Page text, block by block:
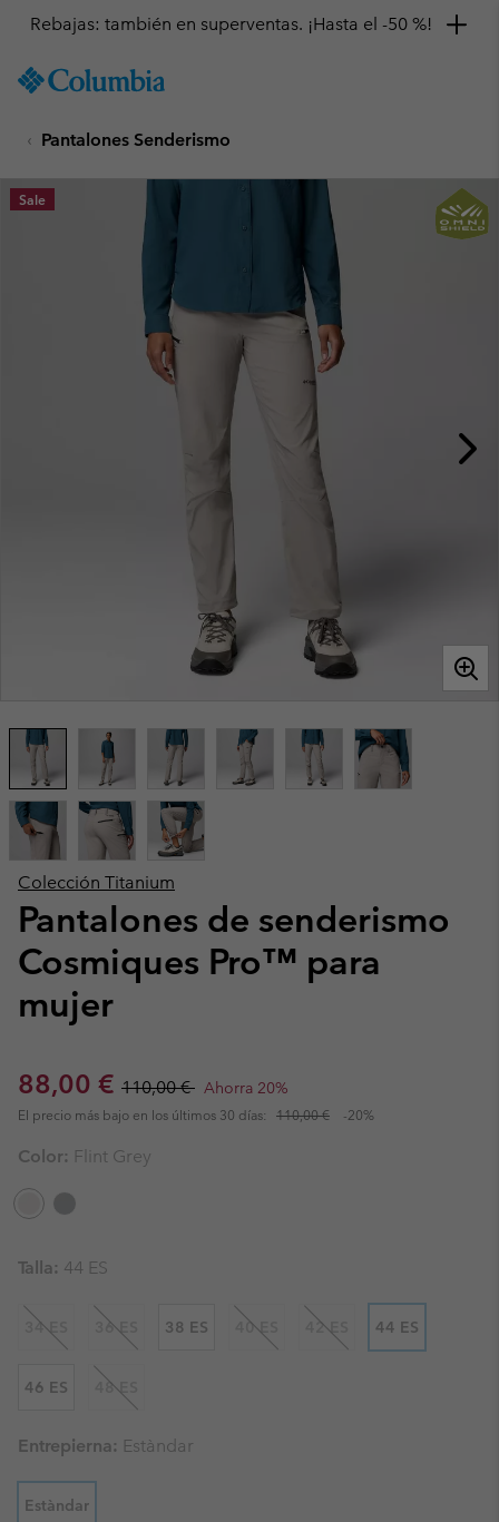
TO
SKIP
MAIN
NAV
Rebajas: también en superventas. ¡Hasta el -50 %!
Pantalones Senderismo
Colección Titanium
Pantalones de senderismo
Cosmiques Pro™ para
mujer
Sale price:
88,00 € Regular price:
110,00 € Ahorra 20%
El precio más bajo en los últimos 30 días: 110,00 € -20%
Sale
Color: Flint Grey
Talla: 44 ES
34 ES 36 ES 38 ES 40 ES 42 ES 44 ES
46 ES 48 ES
Entrepierna: Estàndar
Estàndar